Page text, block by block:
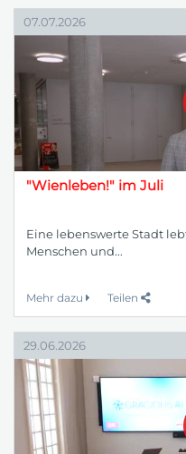
07.07.2026
"Wienleben!" im Juli
Eine lebenswerte Stadt
Menschen und...
Mehr dazu Teilen
29.06.2026